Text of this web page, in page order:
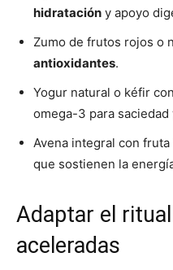
hidratación y apoyo
Zumo de frutos rojos o
antioxidantes.
Yogur natural o kéfir con
omega-3 para saciedad
Avena integral con
que sostienen la
Adaptar el
aceleradas